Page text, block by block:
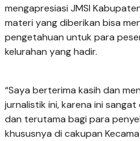
mengapresiasi JMSI
materi yang diberikan bisa
pengetahuan untuk para
kelurahan yang hadir.
“Saya berterima kasih dan
jurnalistik ini, karena ini
dan terutama bagi para
khususnya di cakupan